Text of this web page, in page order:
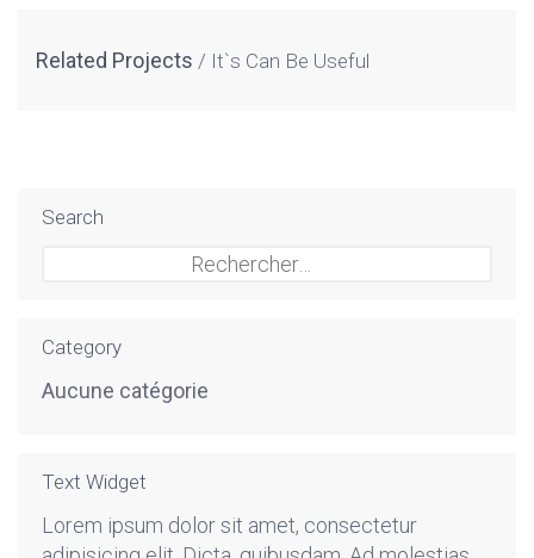
Related Projects It`s Can Be Useful
Search
Category
Aucune catégorie
Text Widget
Lorem ipsum dolor sit amet, consectetur